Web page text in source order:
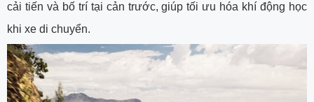
cải tiến và bố trí tại cản trước, giúp tối ưu hóa khí động học
khi xe di chuyển.